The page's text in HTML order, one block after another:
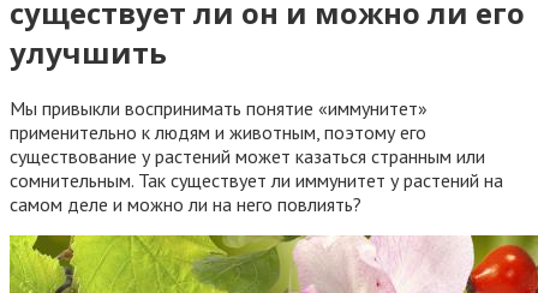
существует ли он и можно ли его
улучшить
Мы привыкли воспринимать понятие «иммунитет»
применительно к людям и животным, поэтому его
существование у растений может казаться странным или
сомнительным. Так существует ли иммунитет у растений на
самом деле и можно ли на него повлиять?